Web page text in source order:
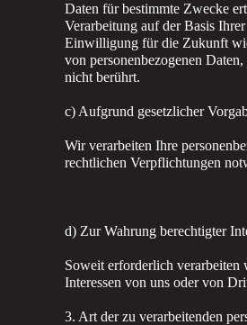
Daten für bestimmte Zwecke
Verarbeitung auf der Basis
Einwilligung für die Zukunft
von personenbezogenen
nicht berührt.
c) Aufgrund gesetzlicher
Wir verarbeiten Ihre
rechtlichen Verpflichtungen
d) Zur Wahrung berechtigter
Soweit erforderlich verarbeiten
Interessen von uns oder von
3. Art der zu verarbeitenden